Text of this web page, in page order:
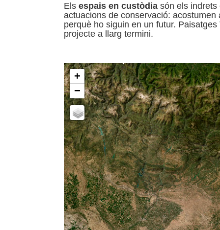
Els espais en custòdia són els indrets
actuacions de conservació:
perquè ho siguin en un futur.
projecte a llarg termini.
+
−